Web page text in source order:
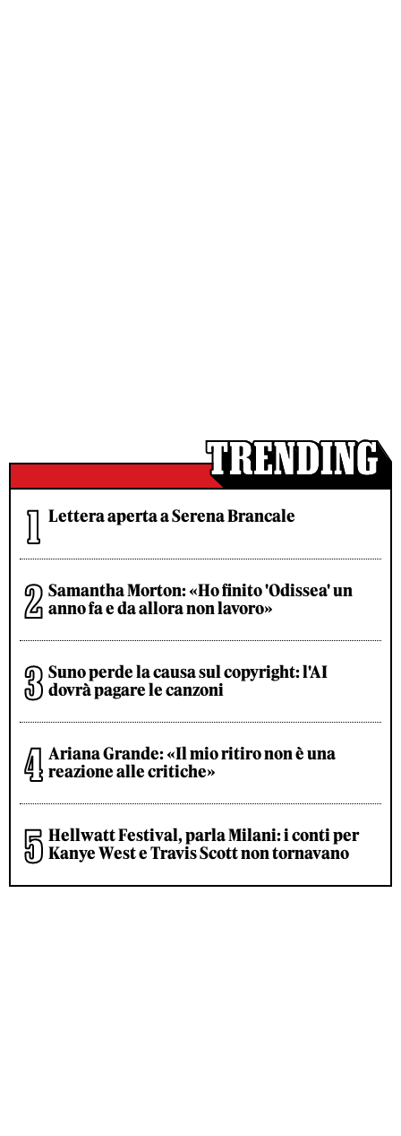
Lettera aperta a Serena Brancale
Samantha Morton: «Ho finito 'Odissea' un
anno fa e da allora non lavoro»
Suno perde la causa sul copyright: l'AI
dovrà pagare le canzoni
Ariana Grande: «Il mio ritiro non è una
reazione alle critiche»
Hellwatt Festival, parla Milani: i conti per
Kanye West e Travis Scott non tornavano